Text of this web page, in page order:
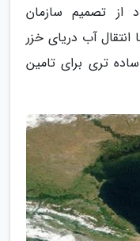
از تصمیم سازمان
آب دریای خزر
تری برای تامین